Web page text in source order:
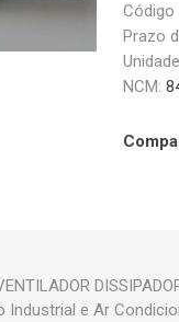
Código
Prazo
NCM:
Industrial e Ar